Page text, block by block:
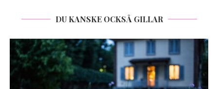
DU KANSKE OCKSÅ GILLAR